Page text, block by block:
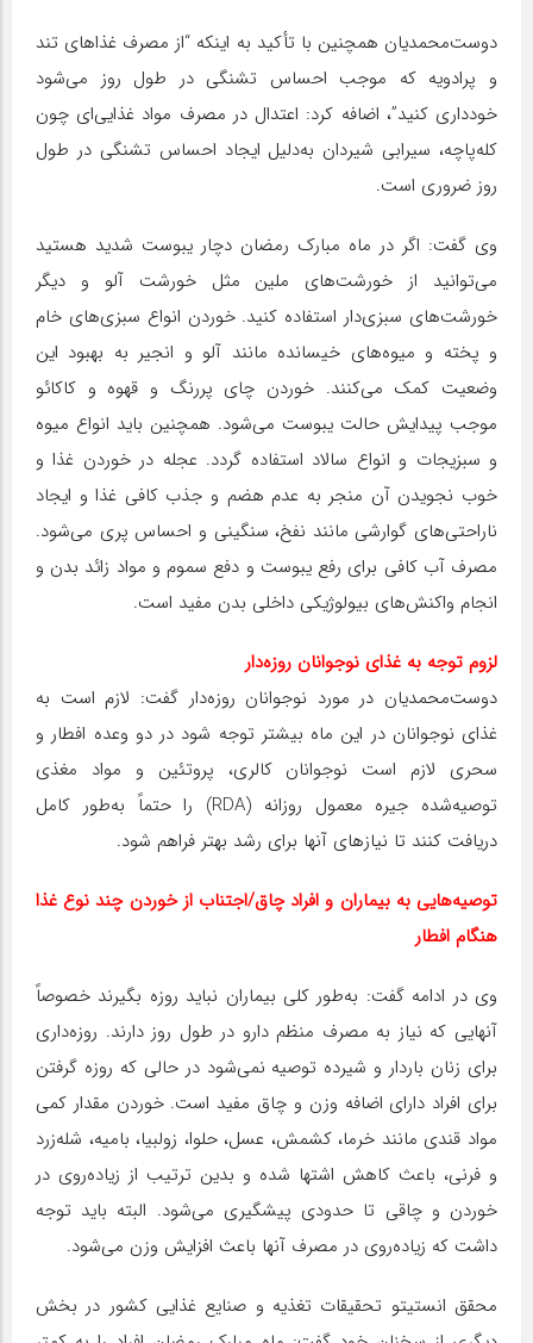
دوست‌محمدیان همچنین با تأکید به اینکه “از مصرف غذاهای تند
و پرادویه که موجب احساس تشنگی در طول روز می‌شود
خودداری کنید”، اضافه کرد: اعتدال در مصرف مواد غذایی‌ای چون
کله‌پاچه، سیرابی شیردان به‌دلیل ایجاد احساس تشنگی در طول
روز ضروری است.
وی گفت: اگر در ماه مبارک رمضان دچار یبوست شدید هستید
می‌توانید از خورشت‌های ملین مثل خورشت آلو و دیگر
خورشت‌های سبزی‌دار استفاده کنید. خوردن انواع سبزی‌های خام
و پخته و میوه‌های خیسانده مانند آلو و انجیر به بهبود این
وضعیت کمک می‌کنند. خوردن چای پررنگ و قهوه و کاکائو
موجب پیدایش حالت یبوست می‌شود. همچنین باید انواع میوه
و سبزیجات و انواع سالاد استفاده گردد. عجله در خوردن غذا و
خوب نجویدن آن منجر به عدم هضم و جذب کافی غذا و ایجاد
ناراحتی‌های گوارشی مانند نفخ، سنگینی و احساس پری می‌شود.
مصرف آب کافی برای رفع یبوست و دفع سموم و مواد زائد بدن و
انجام واکنش‌های بیولوژیکی داخلی بدن مفید است.
لزوم توجه به غذای نوجوانان روزه‌دار
دوست‌محمدیان در مورد نوجوانان روزه‌دار گفت: لازم است به
غذای نوجوانان در این ماه بیشتر توجه شود در دو وعده افطار و
سحری لازم است نوجوانان کالری، پروتئین و مواد مغذی
توصیه‌شده جیره معمول روزانه (RDA) را حتماً به‌طور کامل
دریافت کنند تا نیازهای آنها برای رشد بهتر فراهم شود.
توصیه‌هایی به بیماران و افراد چاق/اجتناب از خوردن چند نوع غذا
هنگام افطار
وی در ادامه گفت: به‌طور کلی بیماران نباید روزه بگیرند خصوصاً
آنهایی که نیاز به مصرف منظم دارو در طول روز دارند. روزه‌داری
برای زنان باردار و شیرده توصیه نمی‌شود در حالی که روزه گرفتن
برای افراد دارای اضافه وزن و چاق مفید است. خوردن مقدار کمی
مواد قندی مانند خرما، کشمش، عسل، حلوا، زولبیا، بامیه، شله‌زرد
و فرنی، باعث کاهش اشتها شده و بدین ترتیب از زیاده‌روی در
خوردن و چاقی تا حدودی پیشگیری می‌شود. البته باید توجه
داشت که زیاده‌روی در مصرف آنها باعث افزایش وزن می‌شود.
محقق انستیتو تحقیقات تغذیه و صنایع غذایی کشور در بخش